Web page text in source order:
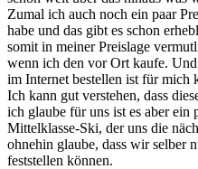
Zumal ich auch noch ein paar
habe und das gibt es schon
somit in meiner Preislage
wenn ich den vor Ort kaufe.
im Internet bestellen ist für mich
Ich kann gut verstehen, dass
ich glaube für uns ist es aber ein
Mittelklasse-Ski, der uns die
ohnehin glaube, dass wir selber
feststellen können.